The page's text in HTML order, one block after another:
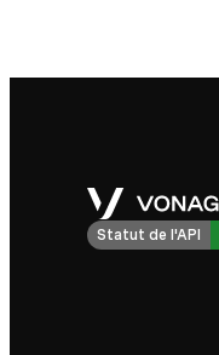
Statut de l'API